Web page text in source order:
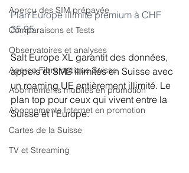
Aperçu des SIM prépayée
Comparaisons et Tests
Observatoires et analyses
Aperçu Fibre optique Suisse
Abonnements mobiles en promotion
Abonnements Internet en promotion
Cartes de la Suisse
TV et Streaming
Plan Europe illimité premium à CHF
35.95
Salt Europe XL garantit des données,
appels et SMS illimités en Suisse avec
un roaming UE entièrement illimité. Le
plan top pour ceux qui vivent entre la
Suisse et l'Europe.